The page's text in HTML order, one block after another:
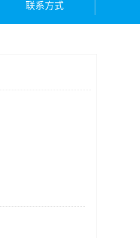
联系方式